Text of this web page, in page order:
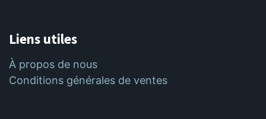
Liens utiles
À propos de nous
Conditions générales de ventes